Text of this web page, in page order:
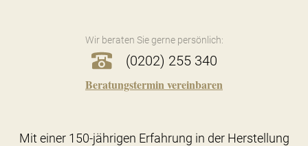
Wir beraten Sie gerne persönlich:
(0202) 255 340
Beratungstermin vereinbaren
Mit einer 150-jährigen Erfahrung in der Herstellung